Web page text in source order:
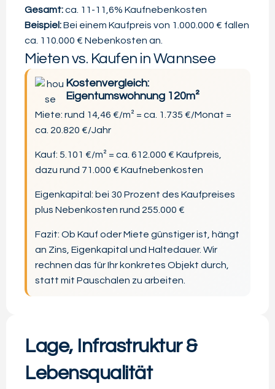
Gesamt:ca. 11-11,6% Kaufnebenkosten
Beispiel:Bei einem Kaufpreis von 1.000.000 € fallen
ca. 110.000 € Nebenkosten an.
Mieten vs. Kaufen in Wannsee
Kostenvergleich:
Eigentumswohnung 120m²
Miete: rund 14,46 €/m² = ca. 1.735 €/Monat =
ca. 20.820 €/Jahr
Kauf: 5.101 €/m² = ca. 612.000 € Kaufpreis,
dazu rund 71.000 € Kaufnebenkosten
Eigenkapital: bei 30 Prozent des Kaufpreises
plus Nebenkosten rund 255.000 €
Fazit: Ob Kauf oder Miete günstiger ist, hängt
an Zins, Eigenkapital und Haltedauer. Wir
rechnen das für Ihr konkretes Objekt durch,
statt mit Pauschalen zu arbeiten.
Lage, Infrastruktur &
Lebensqualität